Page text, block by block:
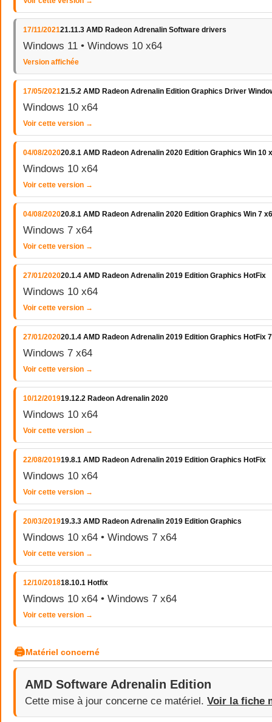
17/11/202121.11.3 AMD Radeon Adrenalin Software drivers
Windows 11 • Windows 10 x64
Version affichée
17/05/202121.5.2 AMD Radeon Adrenalin Edition Graphics Driver
Windows 10 x64
Voir cette version →
04/08/202020.8.1 AMD Radeon Adrenalin 2020 Edition Graphics Win 10
Windows 10 x64
Voir cette version →
04/08/202020.8.1 AMD Radeon Adrenalin 2020 Edition Graphics Win 7
Windows 7 x64
Voir cette version →
27/01/202020.1.4 AMD Radeon Adrenalin 2019 Edition Graphics HotFix
Windows 10 x64
Voir cette version →
27/01/202020.1.4 AMD Radeon Adrenalin 2019 Edition Graphics HotFix
Windows 7 x64
Voir cette version →
10/12/201919.12.2 Radeon Adrenalin 2020
Windows 10 x64
Voir cette version →
22/08/201919.8.1 AMD Radeon Adrenalin 2019 Edition Graphics HotFix
Windows 10 x64
Voir cette version →
20/03/201919.3.3 AMD Radeon Adrenalin 2019 Edition Graphics
Windows 10 x64 • Windows 7 x64
Voir cette version →
12/10/201818.10.1 Hotfix
Windows 10 x64 • Windows 7 x64
Voir cette version →
🖨Matériel concerné
AMD Software Adrenalin Edition
Cette mise à jour concerne ce matériel. Voir la fiche